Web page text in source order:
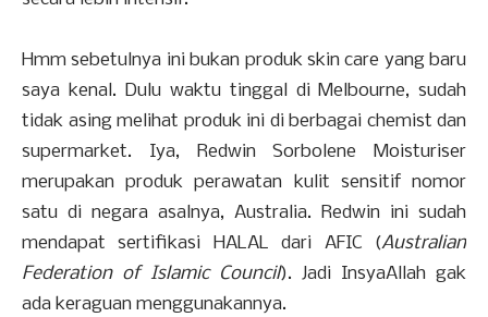
Hmm sebetulnya ini bukan produk skin care yang baru
saya kenal. Dulu waktu tinggal di Melbourne, sudah
tidak asing melihat produk ini di berbagai chemist dan
supermarket. Iya, Redwin Sorbolene Moisturiser
merupakan produk perawatan kulit sensitif nomor
satu di negara asalnya, Australia. Redwin ini sudah
mendapat sertifikasi HALAL dari AFIC (Australian
Federation of Islamic Council). Jadi InsyaAllah gak
ada keraguan menggunakannya.